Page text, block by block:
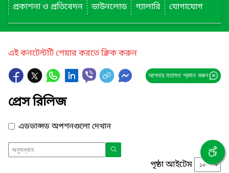
প্রকাশনা ও প্রতিবেদন
ডাউনলোড গ্যালারি যোগাযোগ
এই কনটেন্টটি শেয়ার করতে ক্লিক করুন
আপনার মতামত প্রদান করুন
প্রেস রিলিজ
এডভান্সড অপশনগুলো দেখান
পৃষ্ঠা আইটেম